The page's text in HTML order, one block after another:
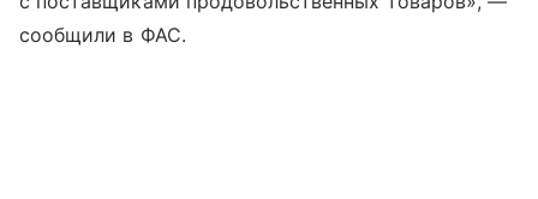
сообщили в ФАС.